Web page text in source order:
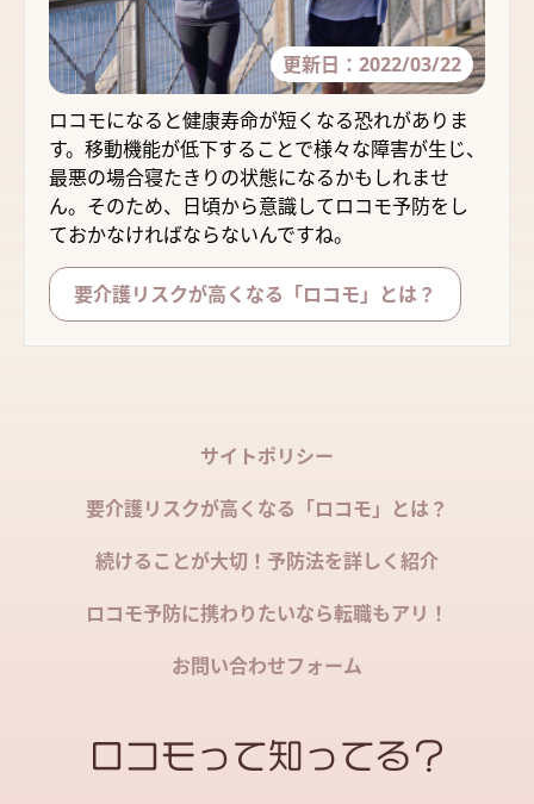
更新日： 2022/03/22
ロコモになると健康寿命が短くなる恐れがありま
す。移動機能が低下することで様々な障害が生じ、
最悪の場合寝たきりの状態になるかもしれませ
ん。そのため、日頃から意識してロコモ予防をし
ておかなければならないんですね。
要介護リスクが高くなる「ロコモ」とは？
サイトポリシー
要介護リスクが高くなる「ロコモ」とは？
続けることが大切！予防法を詳しく紹介
ロコモ予防に携わりたいなら転職もアリ！
お問い合わせフォーム